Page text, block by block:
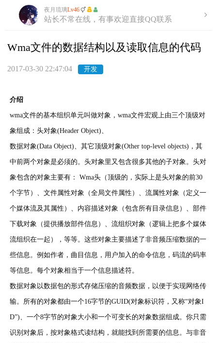
夜月琉璃Lv46
站长不常在线，有事欢迎直接QQ联系
Wma文件的数据结构以及读取信息的代码
2017-03-30 22:47:04 开发
介绍
wma文件的基本组织单元叫做对象，wma文件宏观上由三个顶级对
象组成：头对象(Header Object)、
数据对象(Data Object)、其它顶级对象(Other top-level objects)，其
中前两个对象是必须的。头对象里又包含很多其他的子对象。头对
象包含的对象主要有： Wma头（顶级的，实际上是头对象的前30
个字节）、文件属性对象（全局文件属性）、流属性对象（定义一
个媒体流及其属性）、内容描述对象（包含所有目录信息）、部件
下载对象（提供播放部件信息）、流组织对象（逻辑上把多个媒体
流组织在一起），等等。这些对象主要描述了非音频压缩数据的一
些信息。例如作者，曲目信息，用户加入的命令信息，码流的码率
等信息。每个对象相当于一个信息描述符。
数据对象以数据包的形式存储压缩的音频数据，以便于实现网络传
输。所有的对象都由一个16字节的GUID(对象标识符，又称“对象I
D”)、一个8字节的对象大小和一个可变长的对象数据组成。你只需
识别对象后，按对象格式读结构，就能找到所需要的信息。与非音